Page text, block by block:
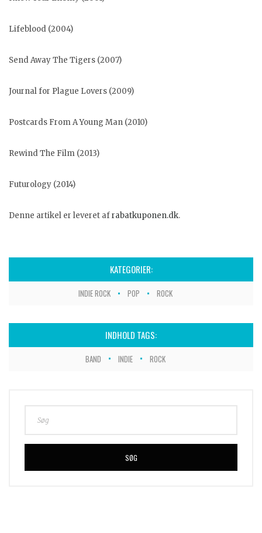
Lifeblood (2004)
Send Away The Tigers (2007)
Journal for Plague Lovers (2009)
Postcards From A Young Man (2010)
Rewind The Film (2013)
Futurology (2014)
Denne artikel er leveret afrabatkuponen.dk.
KATEGORIER:
INDIE ROCK POP ROCK
INDHOLD TAGS:
BAND INDIE ROCK
SØG